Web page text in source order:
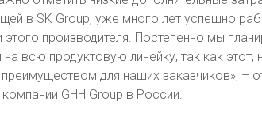
в SK Group, уже много лет успешно
производителя. Постепенно мы
всю продуктовую линейку, так как этот,
для наших заказчиков», –
GHH Group в России.